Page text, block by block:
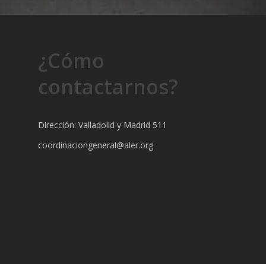
¿Cómo
contactarnos?
Dirección: Valladolid y Madrid 511
coordinaciongeneral@aler.org